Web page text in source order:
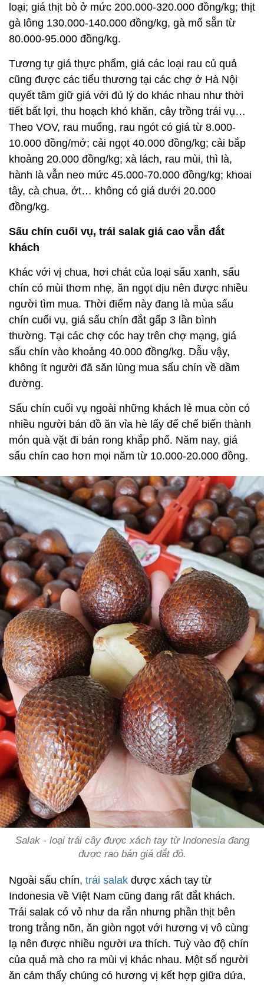
loại; giá thịt bò ở mức 200.000-320.000 đồng/kg; thịt
gà lông 130.000-140.000 đồng/kg, gà mổ sẵn từ
80.000-95.000 đồng/kg.
Tương tự giá thực phẩm, giá các loại rau củ quả
cũng được các tiểu thương tại các chợ ở Hà Nội
quyết tâm giữ giá với đủ lý do khác nhau như thời
tiết bất lợi, thu hoạch khó khăn, cây trồng trái vụ…
Theo VOV, rau muống, rau ngót có giá từ 8.000-
10.000 đồng/mớ; cải ngọt 40.000 đồng/kg; cải bắp
khoảng 20.000 đồng/kg; xà lách, rau mùi, thì là,
hành là vẫn neo mức 45.000-70.000 đồng/kg; khoai
tây, cà chua, ớt… không có giá dưới 20.000
đồng/kg.
Sấu chín cuối vụ, trái salak giá cao vẫn đắt
khách
Khác với vị chua, hơi chát của loại sấu xanh, sấu
chín có mùi thơm nhẹ, ăn ngọt dịu nên được nhiều
người tìm mua. Thời điểm này đang là mùa sấu
chín cuối vụ, giá sấu chín đắt gấp 3 lần bình
thường. Tại các chợ cóc hay trên chợ mạng, giá
sấu chín vào khoảng 40.000 đồng/kg. Dẫu vậy,
không ít người đã săn lùng mua sấu chín về dầm
đường.
Sấu chín cuối vụ ngoài những khách lẻ mua còn có
nhiều người bán đồ ăn vỉa hè lấy để chế biến thành
món quà vặt đi bán rong khắp phố. Năm nay, giá
sấu chín cao hơn mọi năm từ 10.000-20.000 đồng.
Salak - loại trái cây được xách tay từ Indonesia đang
được rao bán giá đắt đỏ.
Ngoài sấu chín, trái salak được xách tay từ
Indonesia về Việt Nam cũng đang rất đắt khách.
Trái salak có vỏ như da rắn nhưng phần thịt bên
trong trắng nõn, ăn giòn ngọt với hương vị vô cùng
lạ nên được nhiều người ưa thích. Tuỳ vào độ chín
của quả mà cho ra mùi vị khác nhau. Một số người
ăn cảm thấy chúng có hương vị kết hợp giữa dứa,